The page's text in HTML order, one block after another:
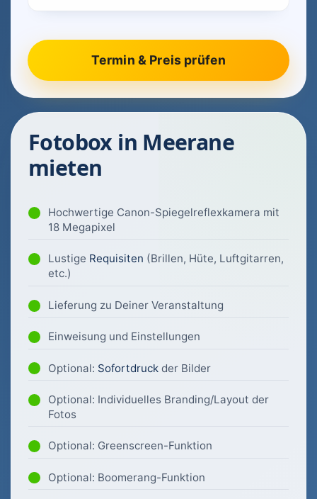
Fotobox in Meerane
mieten
Hochwertige Canon-Spiegelreflexkamera mit
18 Megapixel
Lustige Requisiten (Brillen, Hüte, Luftgitarren,
etc.)
Lieferung zu Deiner Veranstaltung
Einweisung und Einstellungen
Optional: Sofortdruck der Bilder
Optional: Individuelles Branding/Layout der
Fotos
Optional: Greenscreen-Funktion
Optional: Boomerang-Funktion